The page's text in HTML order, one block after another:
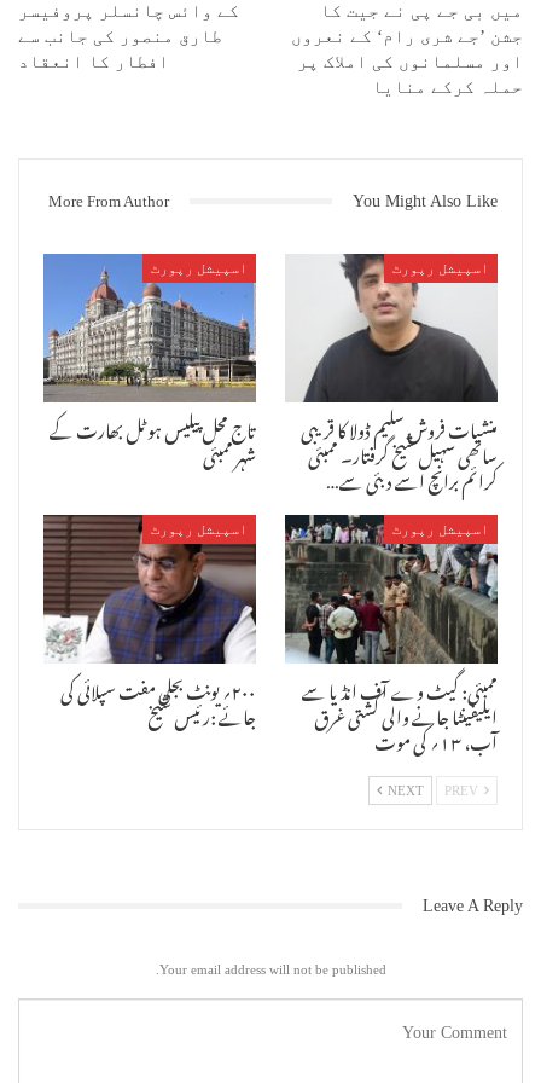
کے ساتھ بابا بنگالی فوٹو کھینچواکر عوام میں اپنے اثر و رسوخ کی
تشہیر کرکے مقامی پولس اسٹیشنوں میں اپنی دھاک جماکر لوگوں کو پریشان
کرتا تھا ۔
کہ شاہد انصاری کے ساتھ تقریبا پچیس سے زائد صحافیوں نے اظہار یکجہتی
کے سیاہ کارناموں سے انہیں آگاہ ۔ تب پولس اسٹیشنوں نے بابا بنگالی کے
ایما پر ایف آئی آر درج کرنا بند کردیا ۔
اس بار کے پروگرام میں وہ آئی پی ایس افسران جو کبھی بابا بنگالی کے
آشرم میں جاتے انہوں نے بالغ نظری کا ثبوت دیتے ہوئے نہ تو آشرم میں
گئے اور نا ہی اس کے پروگرام میں شامل ہوئے ۔ ظاہر سی بات ہے کہ اس کے
بعد بابا بنگالی کی ہر جگہ تھو تھو ہو رہی ہے ۔ کئی لوگوں کا کہنا ہے کہ
اس کا غلبہ اور اس کی غنڈہ گردی دونوں کا خاتمہ ہوچکا ہے ۔ یہی سبب ہے
کہ اب اس کو کوئی باہوبلی نہیں سمجھتا ۔ اس کی غنڈئی کا سورج غروب ہو
چکا ہے ۔
میں بی جے پی نے جیت کا
جشن ’جے شری رام‘ کے نعروں
اور مسلمانوں کی املاک پر
حملہ کرکے منایا
کے وائس چانسلر پروفیسر
طارق منصور کی جانب سے
افطار کا انعقاد
You Might Also Like
More From Author
اسپیشل رپورٹ
منشیات فروش سلیم ڈولا کا قریبی
ساتھی سہیل شیخ گرفتار۔ ممبئی
کرائم برانچ اسے دبئی سے…
اسپیشل رپورٹ
تاج محل پیلیس ہوٹل بھارت کے
شہر ممبئی
اسپیشل رپورٹ
ممبئی: گیٹ وے آف انڈیا سے
ایلیفینٹا جانے والی کشتی غرق
آب، ۱۳؍ کی موت
اسپیشل رپورٹ
۲۰۰؍ یونٹ بجلی مفت سپلائی کی
جائے :رئیس شیخ
NEXT
Leave A Reply
Your email address will not be published.